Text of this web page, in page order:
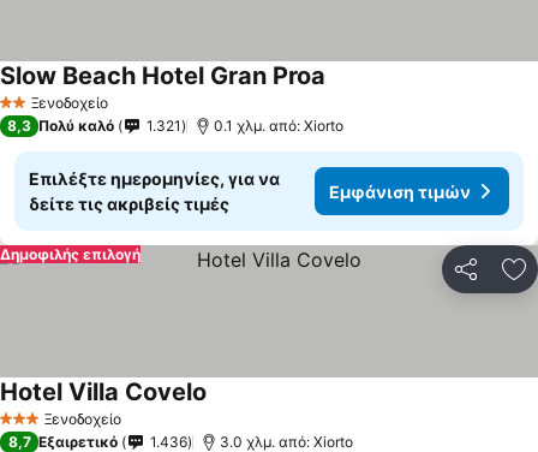
2 ΑστέριαΞενοδοχείο
Slow Beach Hotel Gran Proa
8,3 Πολύ καλό 1.321 0.1 χλμ. από: Xiorto
Επιλέξτε ημερομηνίες, για να
δείτε τις ακριβείς τιμές
Εμφάνιση τιμών
Δημοφιλής επιλογή
3 ΑστέριαΞενοδοχείο
Hotel Villa Covelo
8,7 Εξαιρετικό 1.436 3.0 χλμ. από: Xiorto